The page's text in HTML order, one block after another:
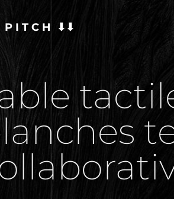
I T C H ⬇⬇